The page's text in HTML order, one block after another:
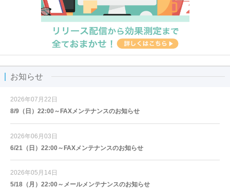
お知らせ
2026年07月22日
8/9（日）22:00～FAXメンテナンスのお知らせ
2026年06月03日
6/21（日）22:00～FAXメンテナンスのお知らせ
2026年05月14日
5/18（月）22:00～メールメンテナンスのお知らせ